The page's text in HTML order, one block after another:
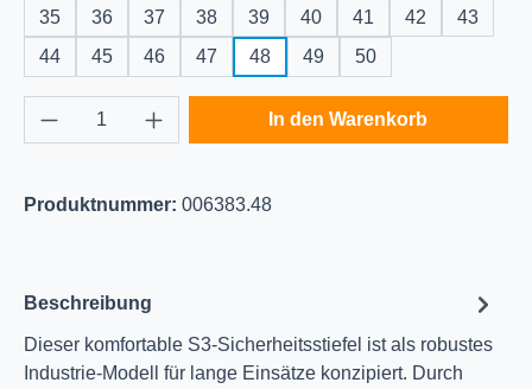
35 36 37 38 39 40 41 42
43
44
45 46 47 48 49 50
Produkt Anzahl: Gib den gewünschten
In den Warenkorb
Produktnummer: 006383.48
Beschreibung
Dieser komfortable S3-Sicherheitsstiefel ist als robustes
Industrie-Modell für lange Einsätze konzipiert. Durch